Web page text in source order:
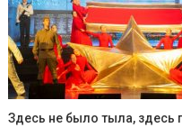
Здесь не было тыла,